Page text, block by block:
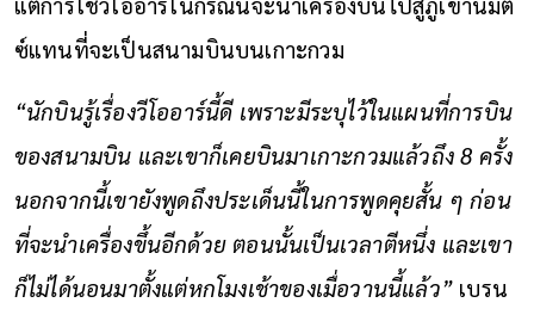
ซ์แทนที่จะเป็นสนามบินบนเกาะกวม
“นักบินรู้เรื่องวีโออาร์นี้ดี เพราะมีระบุไว้ในแผนที่การบิน
ของสนามบิน และเขาก็เคยบินมาเกาะกวมแล้วถึง 8 ครั้ง
นอกจากนี้เขายังพูดถึงประเด็นนี้ในการพูดคุยสั้น ๆ ก่อน
ที่จะนำเครื่องขึ้นอีกด้วย ตอนนั้นเป็นเวลาตีหนึ่ง และเขา
ก็ไม่ได้นอนมาตั้งแต่หกโมงเช้าของเมื่อวานนี้แล้ว” เบรน